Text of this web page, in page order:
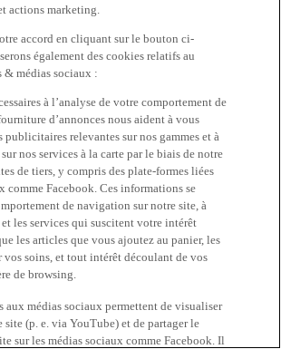
actions marketing.
accord en cliquant sur le bouton ci-
également des cookies relatifs au
& médias sociaux :
à l’analyse de votre comportement de
d’annonces nous aident à vous
publicitaires relevantes sur nos gammes et à
nos services à la carte par le biais de notre
de tiers, y compris des plate-formes liées
comme Facebook. Ces informations se
de navigation sur notre site, à
les services qui suscitent votre intérêt
les articles que vous ajoutez au panier, les
vos soins, et tout intérêt découlant de vos
de browsing.
aux médias sociaux permettent de visualiser
site (p. e. via YouTube) et de partager le
sur les médias sociaux comme Facebook. Il